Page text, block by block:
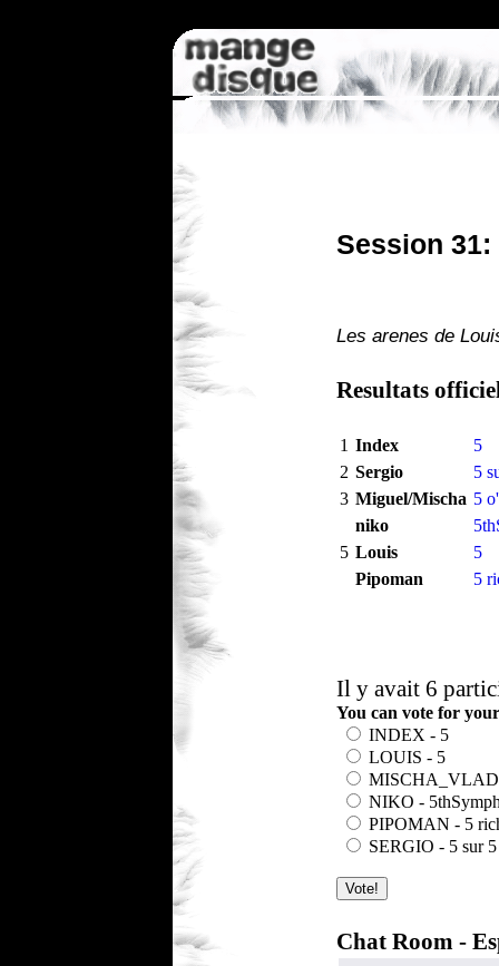
Session
Les arenes de
Resultats
1 Index
5
2 Sergio
5
3 Miguel/Mischa 5
niko
5 Louis
5
Pipoman
5
Il y avait 6
You can vote for
INDEX - 5
LOUIS - 5
NIKO -
PIPOMAN - 5
SERGIO - 5 sur 5
Chat Room -